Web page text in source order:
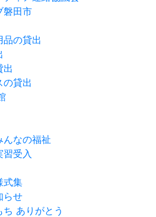
磐田市
品の貸出
出
の貸出
んなの福祉
受入
式集
らせ
ありがとう